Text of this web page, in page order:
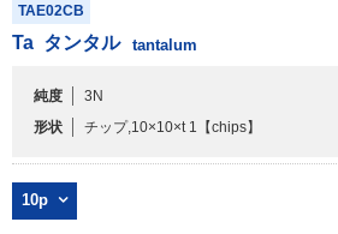
TAE02CB
Ta タンタル tantalum
純度
3N
形状
チップ,10×10×t 1 【chips】
10p